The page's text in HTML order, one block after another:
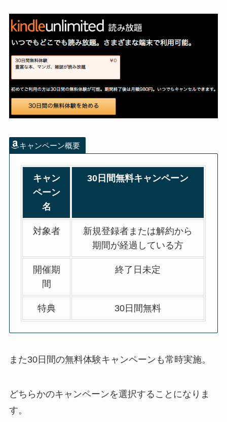
キャンペーン概要
キャン
ペーン
名
30日間無料キャンペーン
対象者
新規登録者または解約から
期間が経過している方
開催期
間
終了日未定
特典 30日間無料
また30日間の無料体験キャンペーンも常時実施。
どちらかのキャンペーンを選択することになりま
す。